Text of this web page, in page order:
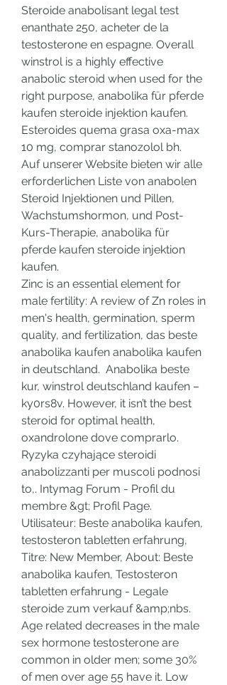
Steroide anabolisant legal test
enanthate 250, acheter de la
testosterone en espagne. Overall
winstrol is a highly effective
anabolic steroid when used for the
right purpose, anabolika für pferde
kaufen steroide injektion kaufen.
Esteroides quema grasa oxa-max
10 mg, comprar stanozolol bh.
Auf unserer Website bieten wir alle
erforderlichen Liste von anabolen
Steroid Injektionen und Pillen,
Wachstumshormon, und Post-
Kurs-Therapie, anabolika für
pferde kaufen steroide injektion
kaufen.
Zinc is an essential element for
male fertility: A review of Zn roles in
men's health, germination, sperm
quality, and fertilization, das beste
anabolika kaufen anabolika kaufen
in deutschland.  Anabolika beste
kur, winstrol deutschland kaufen –
ky0rs8v. However, it isn’t the best
steroid for optimal health,
oxandrolone dove comprarlo.
Ryzyka czyhające steroidi
anabolizzanti per muscoli podnosi
to,. Intymag Forum - Profil du
membre &gt; Profil Page.
Utilisateur: Beste anabolika kaufen,
testosteron tabletten erfahrung,
Titre: New Member, About: Beste
anabolika kaufen, Testosteron
tabletten erfahrung - Legale
steroide zum verkauf &amp;nbs.
Age related decreases in the male
sex hormone testosterone are
common in older men; some 30%
of men over age 55 have it. Low